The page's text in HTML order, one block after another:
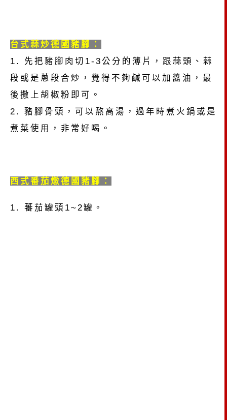
台式蒜炒德國豬腳：
1. 先把豬腳肉切1-3公分的薄片，跟蒜頭、蒜
段或是蔥段合炒，覺得不夠鹹可以加醬油，最
後撒上胡椒粉即可。
2. 豬腳骨頭，可以熬高湯，過年時煮火鍋或是
煮菜使用，非常好喝。
西式番茄燉德國豬腳：
1. 蕃茄罐頭1~2罐。